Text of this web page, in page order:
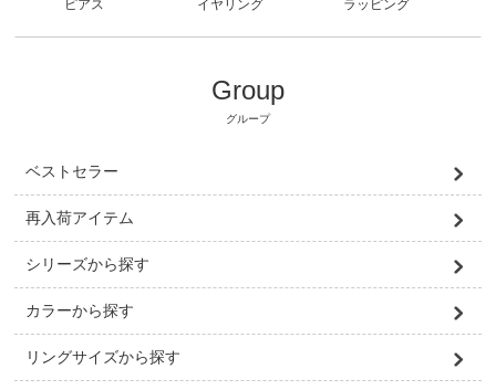
ピアス イヤリング ラッピング
Group
グループ
ベストセラー
再入荷アイテム
シリーズから探す
カラーから探す
リングサイズから探す